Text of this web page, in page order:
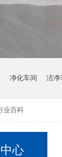
净化车间 洁净
业百科
心